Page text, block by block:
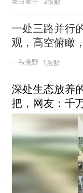
一处三路并行
观，高空俯瞰
交织场面壮阔
一秋荒野 1跟贴
深处生态放养
把，网友：千